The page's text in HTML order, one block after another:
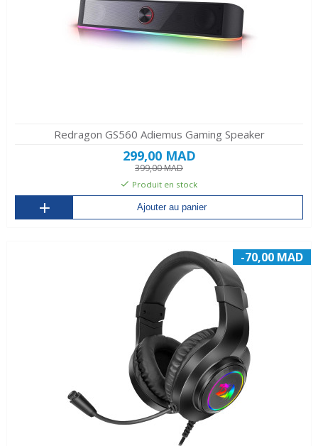
Redragon GS560 Adiemus Gaming Speaker
299,00 MAD
399,00 MAD
Produit en stock
Ajouter au panier
-70,00 MAD